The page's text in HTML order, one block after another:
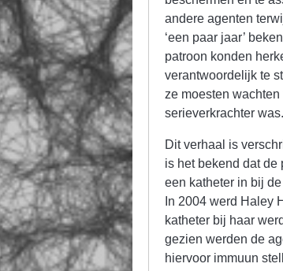
andere agenten
‘een paar jaar’
patroon konden
verantwoordelijk te
ze moesten
serieverkrachter was.
Dit verhaal is
is het bekend dat
een katheter in bij
In 2004 werd Haley
katheter bij haar
gezien werden de
hiervoor immuun